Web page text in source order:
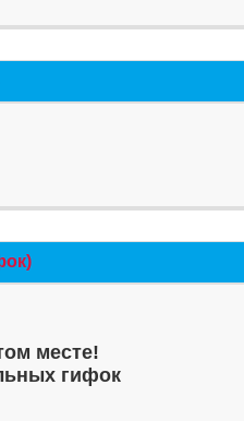
месте!
гифок